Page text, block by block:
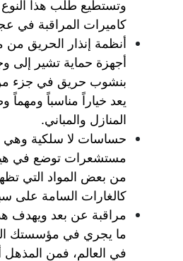
وتستطيع طلب هذا
كاميرات المراقبة في
أنظمة إنذار الحريق من
أجهزة حماية تشير إلى
بنشوب حريق في جزء من
يعد خياراً مناسباً ومهماً
المنازل والمباني.
حساسات لا سلكية وهي
مستشعرات توضع في
من بعض المواد التي
كالغارات السامة على
مراقبة عن بعد ويهدف
ما يجري في مؤسستك
في العالم، فمن